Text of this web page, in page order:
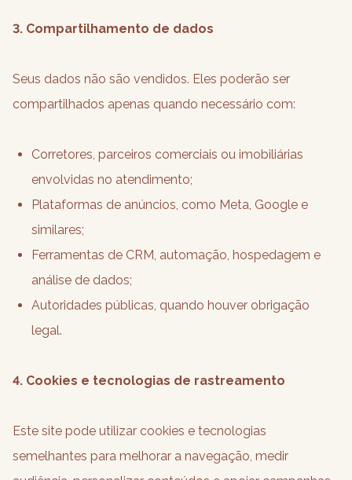
3. Compartilhamento de dados
Seus dados não são vendidos. Eles poderão ser
compartilhados apenas quando necessário com:
Corretores, parceiros comerciais ou imobiliárias
envolvidas no atendimento;
Plataformas de anúncios, como Meta, Google e
similares;
Ferramentas de CRM, automação, hospedagem e
análise de dados;
Autoridades públicas, quando houver obrigação
legal.
4. Cookies e tecnologias de rastreamento
Este site pode utilizar cookies e tecnologias
semelhantes para melhorar a navegação, medir